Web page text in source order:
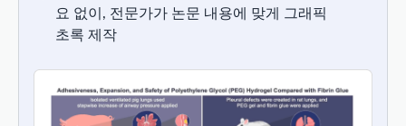
요 없이, 전문가가 논문 내용에 맞게 그래픽
초록 제작